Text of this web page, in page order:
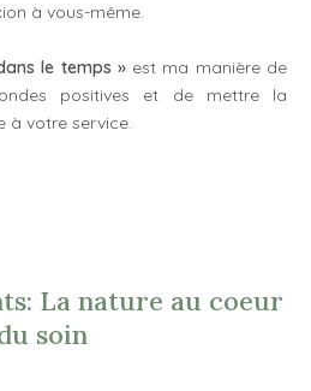
à vous-même.
le temps » est ma manière de
positives et de mettre la
à votre service.
La nature au coeur
soin